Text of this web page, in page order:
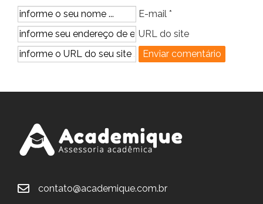
E-mail *
URL do site
contato@academique.com.br